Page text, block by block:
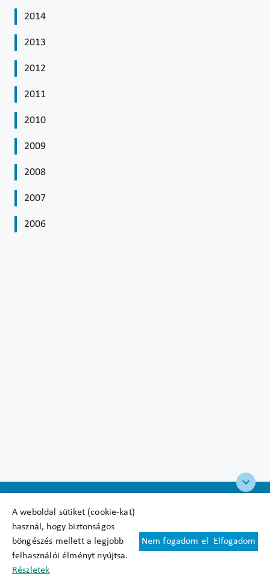
A weboldal sütiket (cookie-kat)
használ, hogy biztonságos
böngészés mellett a legjobb
felhasználói élményt nyújtsa.
Részletek
Nem fogadom el Elfogadom
2014
2013
2012
2011
2010
2009
2008
2007
2006
Felhasználási feltételek